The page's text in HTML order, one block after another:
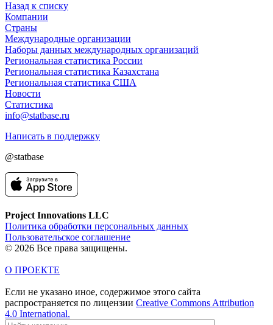
Назад к списку
Компании
Страны
Международные организации
Наборы данных международных организаций
Региональная статистика России
Региональная статистика Казахстана
Региональная статистика США
Новости
Статистика
info@statbase.ru
Написать в поддержку
@statbase
Project Innovations LLC
Политика обработки персональных данных
Пользовательское соглашение
© 2026 Все права защищены.
О ПРОЕКТЕ
Если не указано иное, содержимое этого сайта
распространяется по лицензии Creative Commons Attribution
4.0 International.